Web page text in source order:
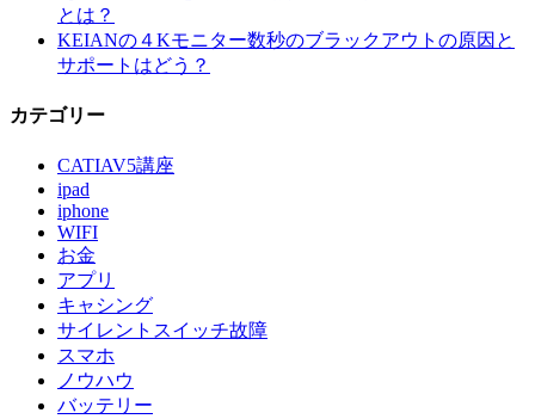
とは？
KEIANの４Kモニター数秒のブラックアウトの原因と
サポートはどう？
カテゴリー
CATIAV5講座
ipad
iphone
WIFI
お金
アプリ
キャシング
サイレントスイッチ故障
スマホ
ノウハウ
バッテリー